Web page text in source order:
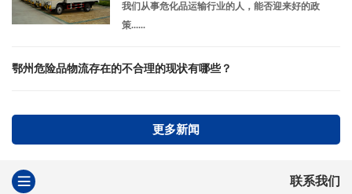
我们从事危化品运输行业的人，能否迎来好的政
策......
鄂州危险品物流存在的不合理的现状有哪些？
更多新闻
联系我们